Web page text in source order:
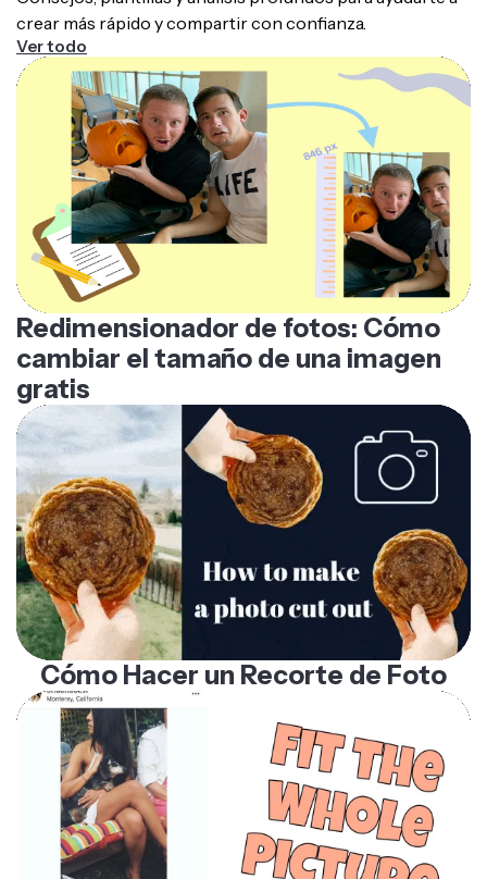
Ver todo
Redimensionador de fotos: Cómo
cambiar el tamaño de una imagen
gratis
Cómo Hacer un Recorte de Foto